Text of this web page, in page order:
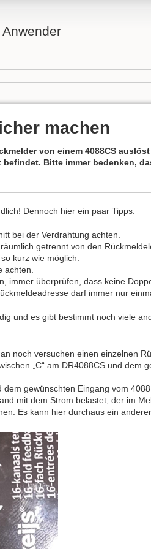
machen
von einem 4088CS
Bitte immer bedenken,
Dennoch hier ein paar Tipps:
bei der Verdrahtung achten.
getrennt von den
kurz wie möglich.
achten.
immer überprüfen, dass keine
darf immer nur
und es gibt bestimmt noch viele
noch versuchen einen einzelnen
„C“ am DR4088CS und dem
dem gewünschten Eingang vom
mit dem Strom belastet, der im
Es kann hier durchaus ein